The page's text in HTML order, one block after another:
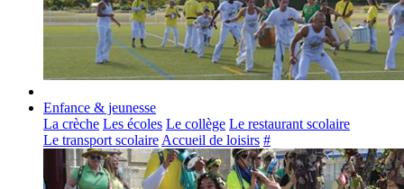
Enfance & jeunesse
La crèche Les écoles Le collège Le restaurant scolaire
Le transport scolaire Accueil de loisirs #